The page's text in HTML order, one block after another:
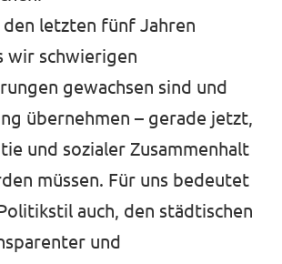
letzten fünf Jahren
wir schwierigen
gewachsen sind und
übernehmen – gerade jetzt,
und sozialer Zusammenhalt
müssen. Für uns bedeutet
auch, den städtischen
und